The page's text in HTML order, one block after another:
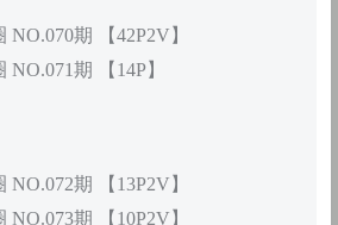
期 【42P2V】
期 【14P】
期 【13P2V】
期 【10P2V】